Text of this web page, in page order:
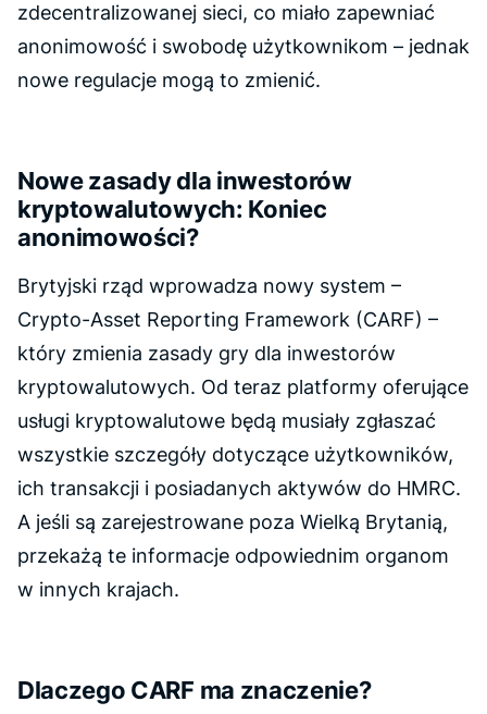
zdecentralizowanej sieci, co miało zapewniać
anonimowość i swobodę użytkownikom – jednak
nowe regulacje mogą to zmienić.
Nowe zasady dla inwestorów
kryptowalutowych: Koniec
anonimowości?
Brytyjski rząd wprowadza nowy system –
Crypto-Asset Reporting Framework (CARF) –
który zmienia zasady gry dla inwestorów
kryptowalutowych. Od teraz platformy oferujące
usługi kryptowalutowe będą musiały zgłaszać
wszystkie szczegóły dotyczące użytkowników,
ich transakcji i posiadanych aktywów do HMRC.
A jeśli są zarejestrowane poza Wielką Brytanią,
przekażą te informacje odpowiednim organom
w innych krajach.
Dlaczego CARF ma znaczenie?